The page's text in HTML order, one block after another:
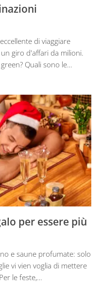
di viaggiare
giro d'affari da milioni.
Quali sono le…
per essere più
e saune profumate: solo
vi vien voglia di mettere
le feste,…